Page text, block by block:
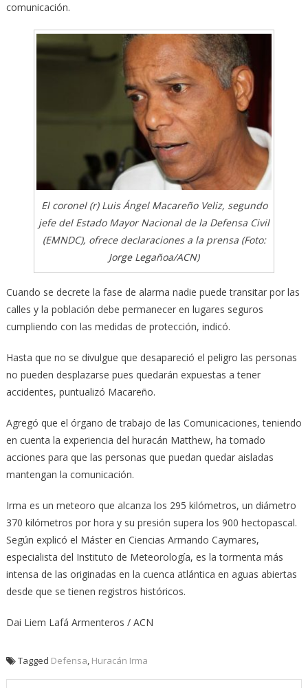
comunicación.
El coronel (r) Luis Ángel Macareño Veliz, segundo
jefe del Estado Mayor Nacional de la Defensa Civil
(EMNDC), ofrece declaraciones a la prensa (Foto:
Jorge Legañoa/ACN)
Cuando se decrete la fase de alarma nadie puede transitar por las
calles y la población debe permanecer en lugares seguros
cumpliendo con las medidas de protección, indicó.
Hasta que no se divulgue que desapareció el peligro las personas
no pueden desplazarse pues quedarán expuestas a tener
accidentes, puntualizó Macareño.
Agregó que el órgano de trabajo de las Comunicaciones, teniendo
en cuenta la experiencia del huracán Matthew, ha tomado
acciones para que las personas que puedan quedar aisladas
mantengan la comunicación.
Irma es un meteoro que alcanza los 295 kilómetros, un diámetro
370 kilómetros por hora y su presión supera los 900 hectopascal.
Según explicó el Máster en Ciencias Armando Caymares,
especialista del Instituto de Meteorología, es la tormenta más
intensa de las originadas en la cuenca atlántica en aguas abiertas
desde que se tienen registros históricos.
Dai Liem Lafá Armenteros / ACN
Tagged Defensa, Huracán Irma